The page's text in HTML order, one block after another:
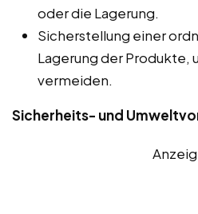
oder die Lagerung.
Sicherstellung einer
Lagerung der Produkte,
vermeiden.
Sicherheits- und